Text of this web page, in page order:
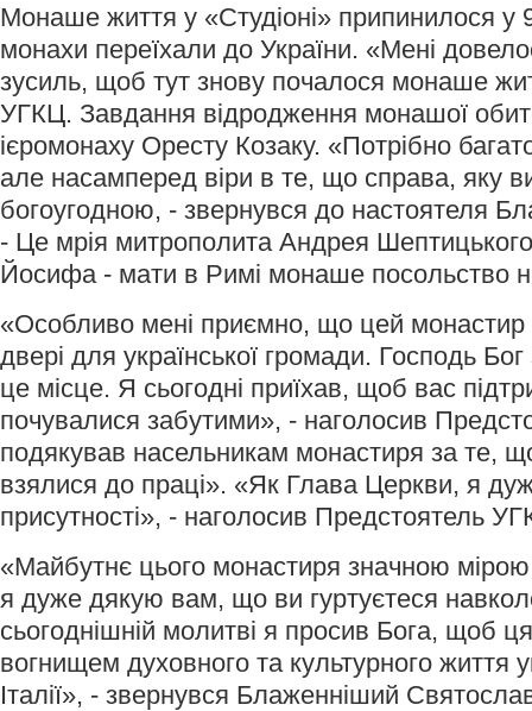
Монаше життя у «Студіоні» припинилося у
монахи переїхали до України. «Мені
зусиль, щоб тут знову почалося монаше
УГКЦ. Завдання відродження монашої
ієромонаху Оресту Козаку. «Потрібно
але насамперед віри в те, що справа, яку
богоугодною, - звернувся до настоятеля
- Це мрія митрополита Андрея Шептицького
Йосифа - мати в Римі монаше посольство
«Особливо мені приємно, що цей монастир
двері для української громади. Господь
це місце. Я сьогодні приїхав, щоб вас
почувалися забутими», - наголосив
подякував насельникам монастиря за те,
взялися до праці». «Як Глава Церкви, я
присутності», - наголосив Предстоятель
«Майбутнє цього монастиря значною
я дуже дякую вам, що ви гуртуєтеся
сьогоднішній молитві я просив Бога, щоб
вогнищем духовного та культурного життя
Італії», - звернувся Блаженніший